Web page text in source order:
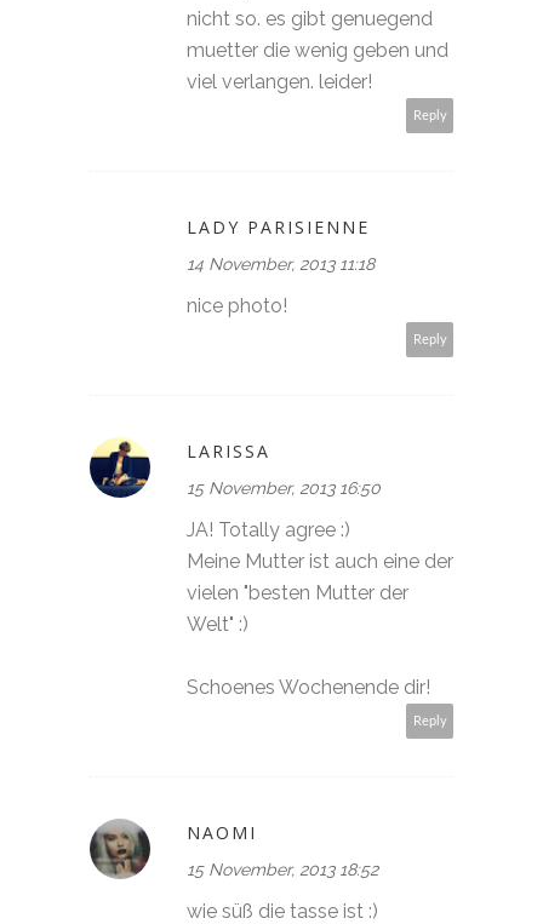
nicht so. es gibt genuegend
muetter die wenig geben und
viel verlangen. leider!
Reply
LADY PARISIENNE
14 November, 2013 11:18
nice photo!
Reply
LARISSA
15 November, 2013 16:50
JA! Totally agree :)
Meine Mutter ist auch eine der
vielen "besten Mutter der
Welt" :)
Schoenes Wochenende dir!
Reply
NAOMI
15 November, 2013 18:52
wie süß die tasse ist :)